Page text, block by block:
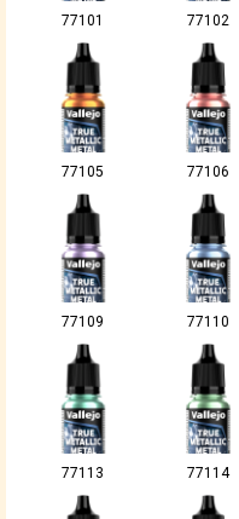
77101 77102
77105 77106
77109 77110
77113 77114